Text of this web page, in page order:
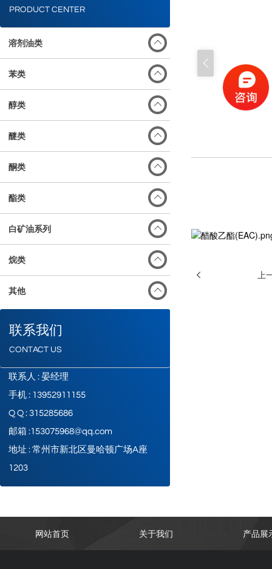
PRODUCT CENTER
溶剂油类
苯类
醇类
醚类
酮类
酯类
白矿油系列
烷类
其他
联系我们
CONTACT US
联系人 : 晏经理
手机 : 13952911155
Q Q : 315285686
邮箱 :153075968@qq.com
地址 : 常州市新北区曼哈顿广场A座
1203
上
网站首页 关于我们 产品展